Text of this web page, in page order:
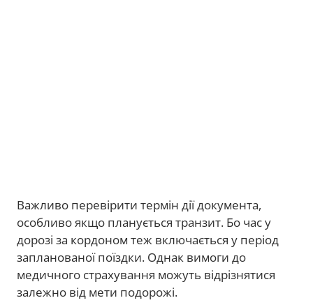
Важливо перевірити термін дії документа,
особливо якщо планується транзит. Бо час у
дорозі за кордоном теж включається у період
запланованої поїздки. Однак вимоги до
медичного страхування можуть відрізнятися
залежно від мети подорожі.